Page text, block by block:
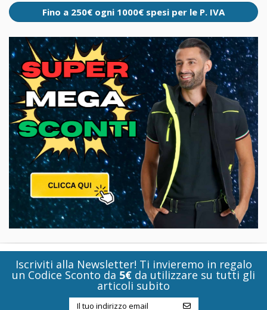
Fino a 250€ ogni 1000€ spesi per le P. IVA
Iscriviti alla Newsletter! Ti invieremo in regalo
un Codice Sconto da 5€ da utilizzare su tutti gli
articoli subito